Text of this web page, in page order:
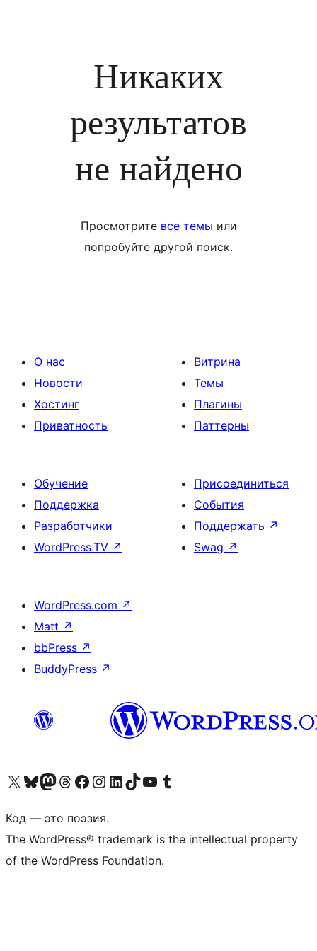
Никаких
результатов
не найдено
Просмотрите все темы или
попробуйте другой поиск.
О нас
Новости
Хостинг
Приватность
Витрина
Темы
Плагины
Паттерны
Обучение
Поддержка
Разработчики
WordPress.TV ↗
Присоединиться
События
Поддержать ↗
Swag ↗
WordPress.com ↗
Matt ↗
bbPress ↗
BuddyPress ↗
Посетите нас в X (ранее Twitter)
Посетите нашу учётную запись в Bluesky
Посетите нашу ленту в Mastodon
Посетите нашу учётную запись в Threads
Посетите нашу страницу на Facebook
Посетите наш Instagram
Посетите нашу страницу в LinkedIn
Посетите нашу учётную запись в TikTok
Посетите наш канал YouTube
Посетите нашу учётную запись в Tumblr
Код — это поэзия.
The WordPress® trademark is the intellectual property
of the WordPress Foundation.